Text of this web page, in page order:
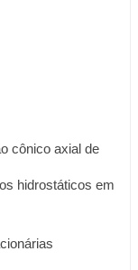
cônico axial de
hidrostáticos em